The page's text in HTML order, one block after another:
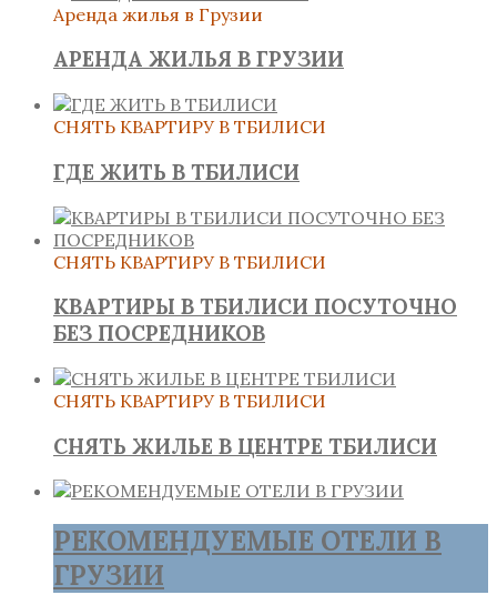
Аренда жилья в Грузии
АРЕНДА ЖИЛЬЯ В ГРУЗИИ
СНЯТЬ КВАРТИРУ В ТБИЛИСИ
ГДЕ ЖИТЬ В ТБИЛИСИ
СНЯТЬ КВАРТИРУ В ТБИЛИСИ
КВАРТИРЫ В ТБИЛИСИ ПОСУТОЧНО
БЕЗ ПОСРЕДНИКОВ
СНЯТЬ КВАРТИРУ В ТБИЛИСИ
СНЯТЬ ЖИЛЬЕ В ЦЕНТРЕ ТБИЛИСИ
РЕКОМЕНДУЕМЫЕ ОТЕЛИ В
ГРУЗИИ